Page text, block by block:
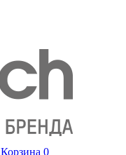
Корзина 0